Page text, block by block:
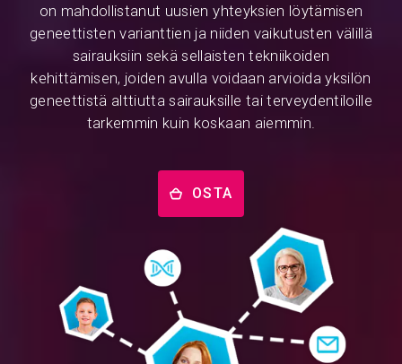
on mahdollistanut uusien yhteyksien löytämisen
geneettisten varianttien ja niiden vaikutusten välillä
sairauksiin sekä sellaisten tekniikoiden
kehittämisen, joiden avulla voidaan arvioida yksilön
geneettistä alttiutta sairauksille tai terveydentiloille
tarkemmin kuin koskaan aiemmin.
OSTA